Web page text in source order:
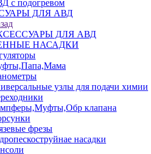
с подогревом
ДЛЯ АВД
ДЛЯ АВД
НАСАДКИ
узлы для подачи химии
клапана
фрезы
насадки